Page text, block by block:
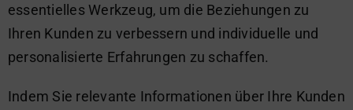
essentielles Werkzeug, um die Beziehungen zu
Ihren Kunden zu verbessern und individuelle und
personalisierte Erfahrungen zu schaffen.
Indem Sie relevante Informationen über Ihre Kunden